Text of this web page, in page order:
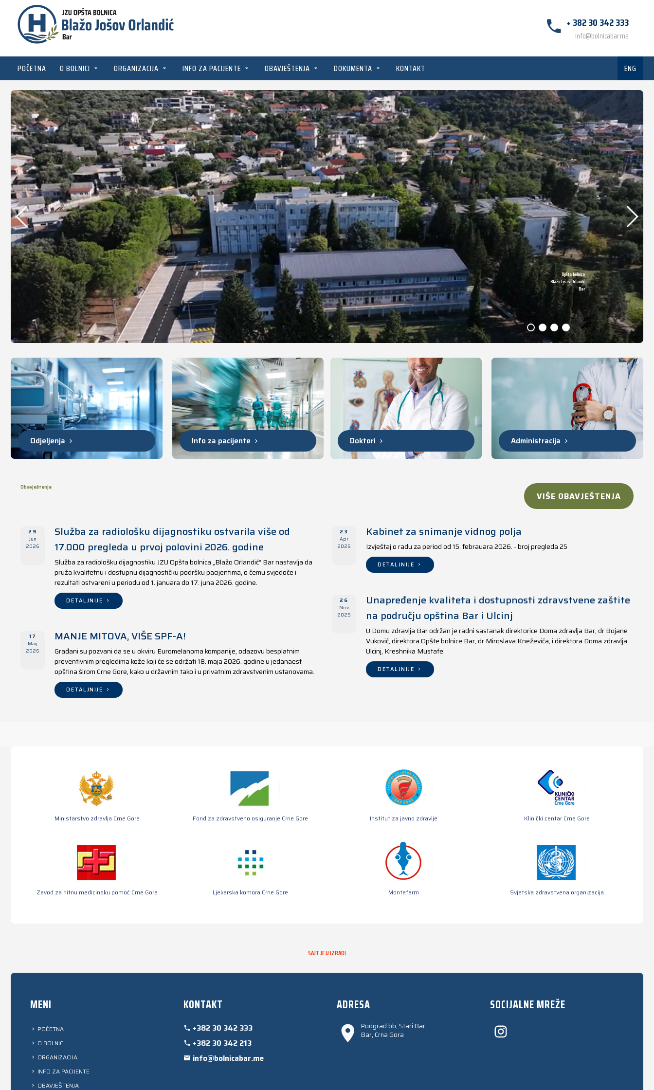
+ 382 30 342 333
info@bolnicabar.me
POČETNA O BOLNICI ORGANIZACIJA INFO ZA PACIJENTE OBAVJEŠTENJA DOKUMENTA KONTAKT ENG
Opšta bolnica
Blažo Jošov Orlandić
Bar
Odjeljenja
DETALJNIJE
Info za pacijente
DETALJNIJE
Doktori
DETALJNIJE
Administracija
DETALJNIJE
Obavještenja
VIŠE OBAVJEŠTENJA
29
Jun
2026
Služba za radiološku dijagnostiku ostvarila više od
17.000 pregleda u prvoj polovini 2026. godine
Služba za radiološku dijagnostiku JZU Opšta bolnica „Blažo Orlandić“ Bar nastavlja da
pruža kvalitetnu i dostupnu dijagnostičku podršku pacijentima, o čemu svjedoče i
rezultati ostvareni u periodu od 1. januara do 17. juna 2026. godine.
DETALJNIJE
17
May
2026
MANJE MITOVA, VIŠE SPF-A!
Građani su pozvani da se u okviru Euromelanoma kompanije, odazovu besplatnim
preventivnim pregledima kože koji će se održati 18. maja 2026. godine u jedanaest
opština širom Crne Gore, kako u državnim tako i u privatnim zdravstvenim ustanovama.
DETALJNIJE
23
Apr
2026
Kabinet za snimanje vidnog polja
Izvještaj o radu za period od 15. febrauara 2026. - broj pregleda 25
DETALJNIJE
26
Nov
2025
Unapređenje kvaliteta i dostupnosti zdravstvene zaštite
na području opština Bar i Ulcinj
U Domu zdravlja Bar održan je radni sastanak direktorice Doma zdravlja Bar, dr Bojane
Vuković, direktora Opšte bolnice Bar, dr Miroslava Kneževića, i direktora Doma zdravlja
Ulcinj, Kreshnika Mustafe.
DETALJNIJE
Ministarstvo zdravlja Crne Gore Fond za zdravstveno osiguranje Crne Gore Institut za javno zdravlje Klinički centar Crne Gore
Zavod za hitnu medicinsku pomoć Crne Gore Ljekarska komora Crne Gore Montefarm Svjetska zdravstvena organizacija
SAJT JE U IZRADI
MENI
POČETNA
O BOLNICI
ORGANIZACIJA
INFO ZA PACIJENTE
OBAVJEŠTENJA
KONTAKT
+382 30 342 333
+382 30 342 213
info@bolnicabar.me
ADRESA
Podgrad bb, Stari Bar
Bar, Crna Gora
SOCIJALNE MREŽE